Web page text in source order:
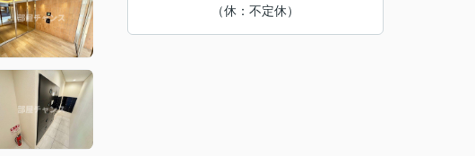
（休：不定休）